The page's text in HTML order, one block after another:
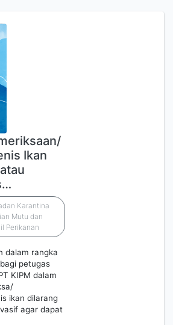
Ikan
Karantina
Mutu dan
Perikanan
dalam rangka
petugas
KIPM dalam
ikan dilarang
agar dapat